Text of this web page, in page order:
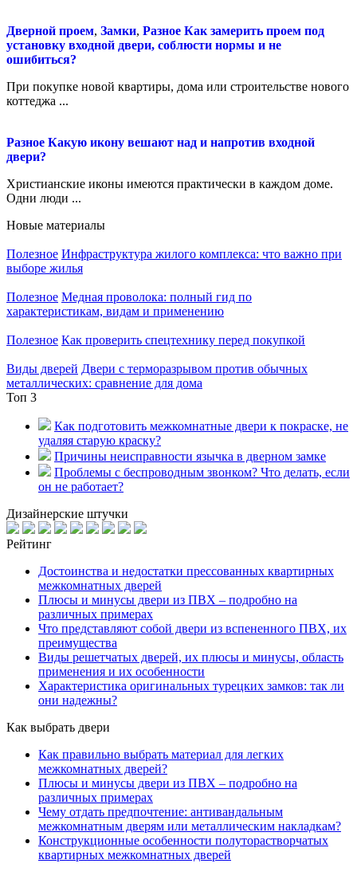
Дверной проем, Замки, Разное Как замерить проем под
установку входной двери, соблюсти нормы и не
ошибиться?
При покупке новой квартиры, дома или строительстве нового
коттеджа ...
Разное Какую икону вешают над и напротив входной
двери?
Христианские иконы имеются практически в каждом доме.
Одни люди ...
Новые материалы
Полезное Инфраструктура жилого комплекса: что важно при
выборе жилья
Полезное Медная проволока: полный гид по
характеристикам, видам и применению
Полезное Как проверить спецтехнику перед покупкой
Виды дверей Двери с терморазрывом против обычных
металлических: сравнение для дома
Топ 3
Как подготовить межкомнатные двери к покраске, не
удаляя старую краску?
Причины неисправности язычка в дверном замке
Проблемы с беспроводным звонком? Что делать, если
он не работает?
Дизайнерские штучки
Рейтинг
Достоинства и недостатки прессованных квартирных
межкомнатных дверей
Плюсы и минусы двери из ПВХ – подробно на
различных примерах
Что представляют собой двери из вспененного ПВХ, их
преимущества
Виды решетчатых дверей, их плюсы и минусы, область
применения и их особенности
Характеристика оригинальных турецких замков: так ли
они надежны?
Как выбрать двери
Как правильно выбрать материал для легких
межкомнатных дверей?
Плюсы и минусы двери из ПВХ – подробно на
различных примерах
Чему отдать предпочтение: антивандальным
межкомнатным дверям или металлическим накладкам?
Конструкционные особенности полуторастворчатых
квартирных межкомнатных дверей